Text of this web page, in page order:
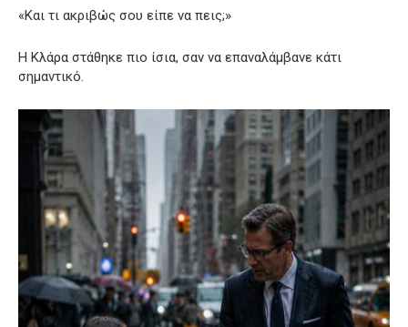
«Και τι ακριβώς σου είπε να πεις;»
Η Κλάρα στάθηκε πιο ίσια, σαν να επαναλάμβανε κάτι
σημαντικό.